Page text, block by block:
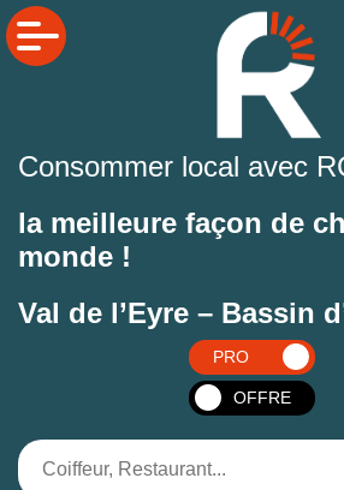
Consommer local avec
la meilleure façon de
monde !
Val de l’Eyre – Bassin
PRO
OFFRE